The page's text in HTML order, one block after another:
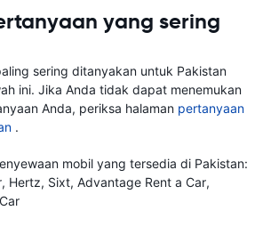
yang sering
sering ditanyakan untuk Pakistan
ini. Jika Anda tidak dapat menemukan
Anda, periksa halaman pertanyaan
.
mobil yang tersedia di Pakistan:
Hertz Sixt Advantage Rent a Car